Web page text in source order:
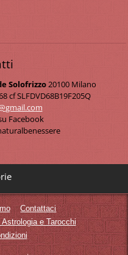
Solofrizzo20100 Milano
cf SLFDVD68B19F205Q
gmail.com
Facebook
Contattaci
e Tarocchi